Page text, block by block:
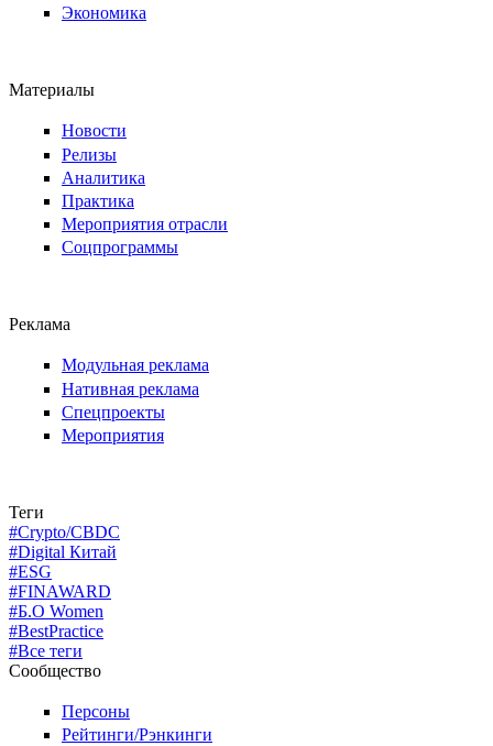
Экономика
Материалы
Новости
Релизы
Аналитика
Практика
Мероприятия отрасли
Соцпрограммы
Реклама
Модульная реклама
Нативная реклама
Спецпроекты
Мероприятия
Теги
#Crypto/CBDC
#Digital Китай
#ESG
#FINAWARD
#Б.О Women
#BestPractice
#Все теги
Сообщество
Персоны
Рейтинги/Рэнкинги